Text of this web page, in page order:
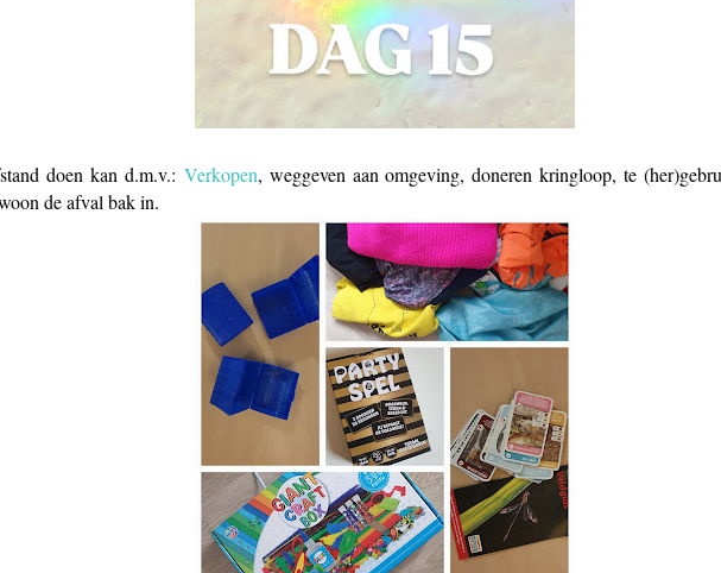
doen kan d.m.v.: Verkopen, weggeven aan omgeving, doneren kringloop, te
de afval bak in.